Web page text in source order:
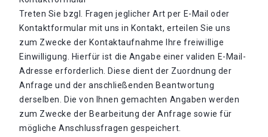
Treten Sie bzgl. Fragen jeglicher Art per E-Mail oder
Kontaktformular mit uns in Kontakt, erteilen Sie uns
zum Zwecke der Kontaktaufnahme Ihre freiwillige
Einwilligung. Hierfür ist die Angabe einer validen E-Mail-
Adresse erforderlich. Diese dient der Zuordnung der
Anfrage und der anschließenden Beantwortung
derselben. Die von Ihnen gemachten Angaben werden
zum Zwecke der Bearbeitung der Anfrage sowie für
mögliche Anschlussfragen gespeichert.